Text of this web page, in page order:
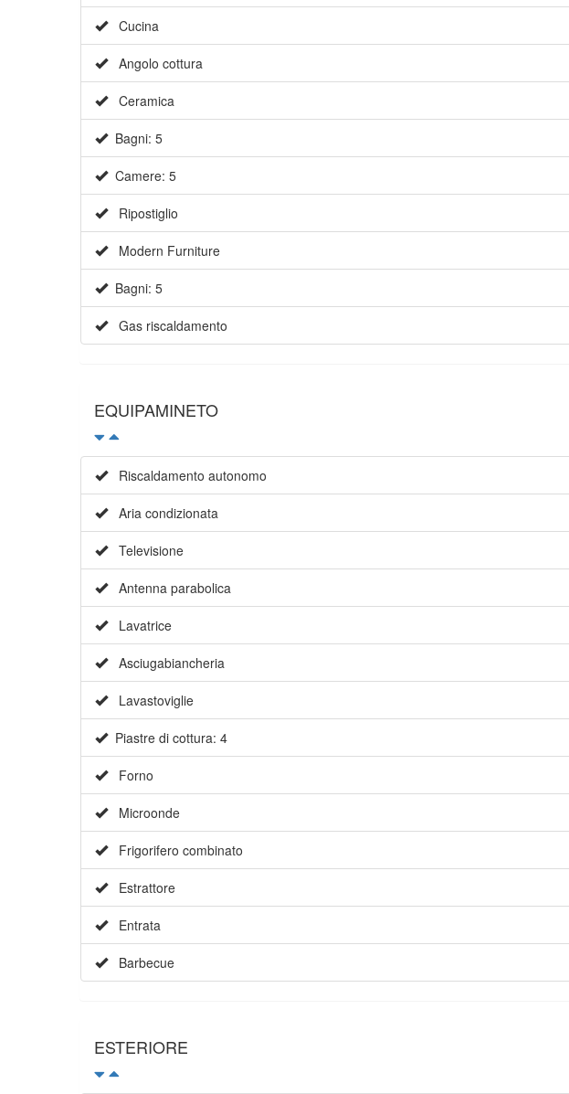
Cucina
Angolo cottura
Ceramica
Bagni: 5
Camere: 5
Ripostiglio
Modern Furniture
Bagni: 5
Gas riscaldamento
EQUIPAMINETO
Riscaldamento autonomo
Aria condizionata
Televisione
Antenna parabolica
Lavatrice
Asciugabiancheria
Lavastoviglie
Piastre di cottura: 4
Forno
Microonde
Frigorifero combinato
Estrattore
Entrata
Barbecue
ESTERIORE